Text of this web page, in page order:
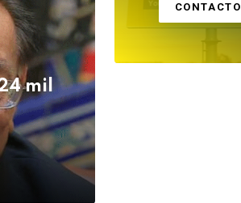
mil
CONTACTO